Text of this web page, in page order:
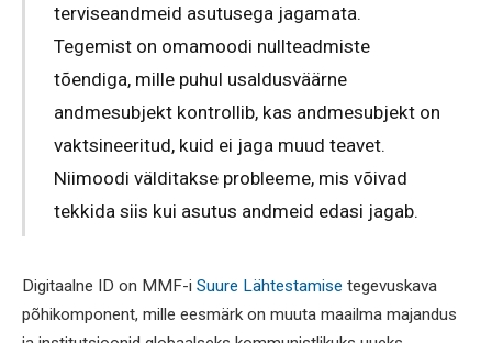
terviseandmeid asutusega jagamata.
Tegemist on omamoodi nullteadmiste
tõendiga, mille puhul usaldusväärne
andmesubjekt kontrollib, kas andmesubjekt on
vaktsineeritud, kuid ei jaga muud teavet.
Niimoodi välditakse probleeme, mis võivad
tekkida siis kui asutus andmeid edasi jagab.
Digitaalne ID on MMF-i Suure Lähtestamise tegevuskava
põhikomponent, mille eesmärk on muuta maailma majandus